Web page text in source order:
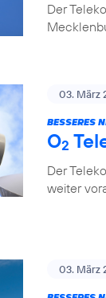
Der
03. März
BESSERES
O2
Der
weiter
03. März